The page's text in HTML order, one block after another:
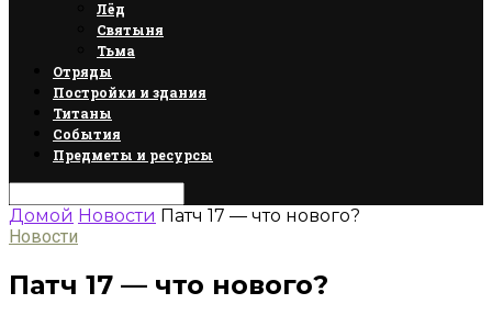
Лёд
Святыня
Тьма
Отряды
Постройки и здания
Титаны
События
Предметы и ресурсы
Домой Новости Патч 17 — что нового?
Новости
Патч 17 — что нового?